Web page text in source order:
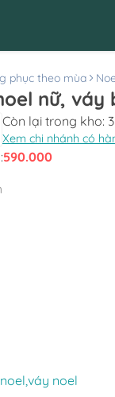
phục theo mùa
nữ, váy
Còn lại trong kho: 3
Xem chi nhánh có
590.000
váy noel